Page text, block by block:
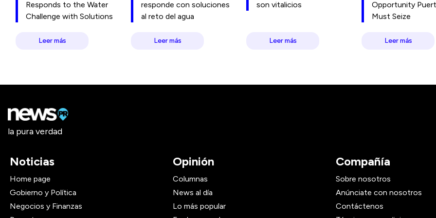
Responds to the Water
Challenge with Solutions
Leer más
responde con soluciones
al reto del agua
Leer más
son vitalicios
Leer más
Opportunity
Must Seize
Leer más
la pura verdad
Noticias
Home page
Gobierno y Política
Negocios y Finanzas
Opinión
Columnas
News al día
Lo más popular
Compañía
Sobre nosotros
Anúnciate con nosotros
Contáctenos